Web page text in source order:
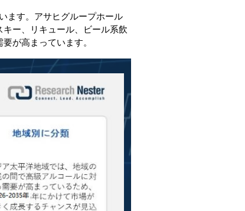
ます。アサヒグループホール
ー、リキュール、ビール系飲
が高まっています。